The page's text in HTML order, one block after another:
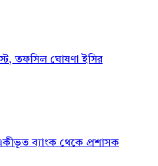
তফসিল ঘোষণা ইসির
ব্যাংক থেকে প্রশাসক